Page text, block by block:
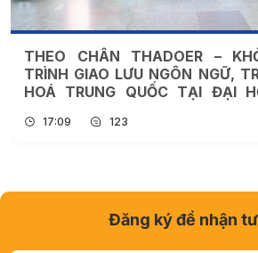
THEO CHÂN THADOER –
TRÌNH GIAO LƯU NGÔN NGỮ,
HOÁ TRUNG QUỐC TẠI ĐẠI
17:09 123
Đăng ký để nhận